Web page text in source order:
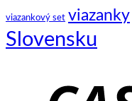
viazankový set viazanky
Slovensku